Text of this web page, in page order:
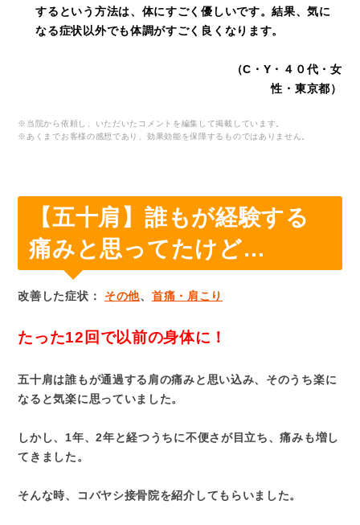
するという方法は、体にすごく優しいです。結果、気に
なる症状以外でも体調がすごく良くなります。
（C・Y・４０代・女
性・東京都）
※当院から依頼し、いただいたコメントを編集して掲載しています。
※あくまでお客様の感想であり、効果効能を保障するものではありません。
【五十肩】誰もが経験する
痛みと思ってたけど…
改善した症状： その他、 首痛・肩こり
たった12回で以前の身体に！
五十肩は誰もが通過する肩の痛みと思い込み、そのうち楽に
なると気楽に思っていました。
しかし、1年、2年と経つうちに不便さが目立ち、痛みも増し
てきました。
そんな時、コバヤシ接骨院を紹介してもらいました。